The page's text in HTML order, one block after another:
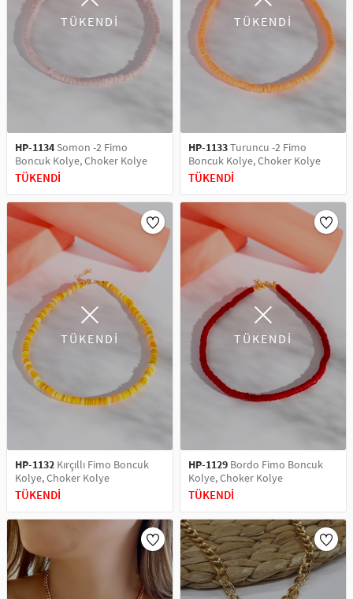
TÜKENDİ
HP-1134 Somon -2 Fimo
Boncuk Kolye, Choker Kolye
TÜKENDİ
TÜKENDİ
HP-1133Turuncu -2 Fimo
Boncuk Kolye, Choker Kolye
TÜKENDİ
TÜKENDİ
HP-1132 Kırçıllı Fimo Boncuk
Kolye, Choker Kolye
TÜKENDİ
TÜKENDİ
HP-1129 Bordo Fimo Boncuk
Kolye, Choker Kolye
TÜKENDİ